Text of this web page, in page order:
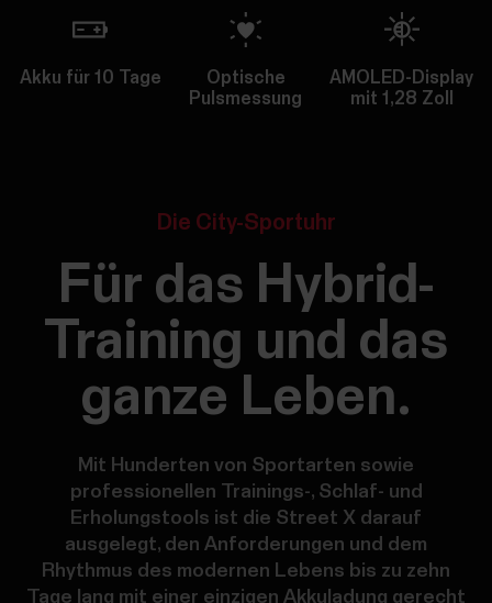
Akku für 10 Tage
Optische
Pulsmessung
AMOLED-Display
mit 1,28 Zoll
Die City-Sportuhr
Für das Hybrid-
Training und das
ganze Leben.
Mit Hunderten von Sportarten sowie
professionellen Trainings-, Schlaf- und
Erholungstools ist die Street X darauf
ausgelegt, den Anforderungen und dem
Rhythmus des modernen Lebens bis zu zehn
Tage lang mit einer einzigen Akkuladung gerecht